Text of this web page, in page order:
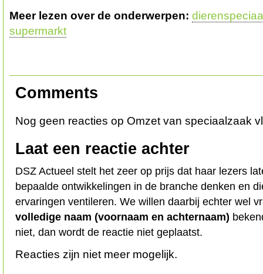
Meer lezen over de onderwerpen:
supermarkt
Comments
Nog geen reacties op Omzet van speciaalzaak
Laat een reactie achter
DSZ Actueel stelt het zeer op prijs dat haar lezers
bepaalde ontwikkelingen in de branche denken en
ervaringen ventileren. We willen daarbij echter wel
volledige naam (voornaam en achternaam)
niet, dan wordt de reactie niet geplaatst.
Reacties zijn niet meer mogelijk.